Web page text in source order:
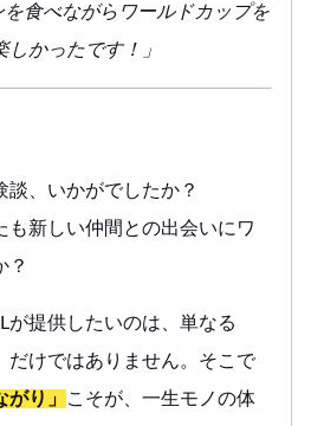
食べながらワールドカップを
かったです！」
談、いかがでしたか？
も新しい仲間との出会いにワ
？
が提供したいのは、単なる
だけではありません。そこで
がり」
こそが、一生モノの体